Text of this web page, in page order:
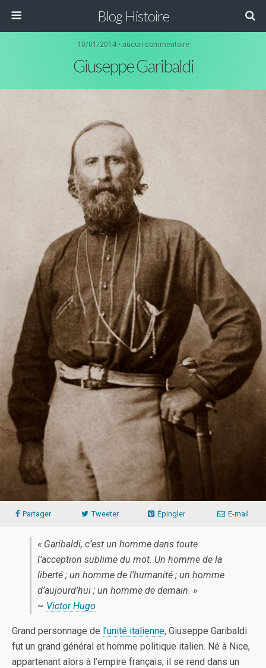
Blog Histoire
10/01/2014 • aucun commentaire
Giuseppe Garibaldi
Partager Tweeter Épingler E-mail
« Garibaldi, c’est un homme dans toute
l’acception sublime du mot. Un homme de la
liberté ; un homme de l’humanité ; un homme
d’aujourd’hui ; un homme de demain. »
~ Victor Hugo
Grand personnage de l’unité italienne, Giuseppe Garibaldi
fut un grand général et homme politique italien. Né à Nice,
appartenant alors à l’empire français, il se rend dans un